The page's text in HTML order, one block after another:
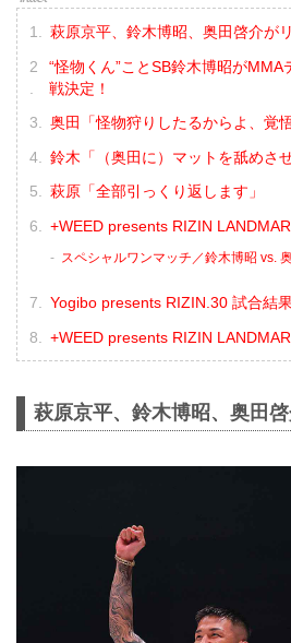
萩原京平、鈴木博昭、奥田啓介が
“怪物くん”ことSB鈴木博昭が
戦決定！
奥田「怪物狩りしたるからよ、覚
鈴木「（奥田に）マットを舐めさ
萩原「全部引っくり返します」
+WEED presents RIZIN
スペシャルワンマッチ／鈴木博昭 vs.
Yogibo presents RIZIN.30 試合結
+WEED presents RIZIN
萩原京平、鈴木博昭、奥田